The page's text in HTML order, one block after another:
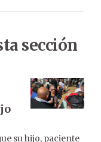
sección
su hijo, paciente